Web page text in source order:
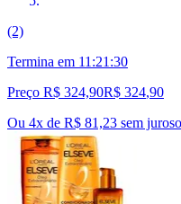
(2)
Termina em 11:21:29
Preço R$ 324,90R$ 324,90
Ou 4x de R$ 81,23 sem juros